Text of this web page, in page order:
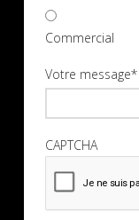
Commercial
Votre message*
CAPTCHA